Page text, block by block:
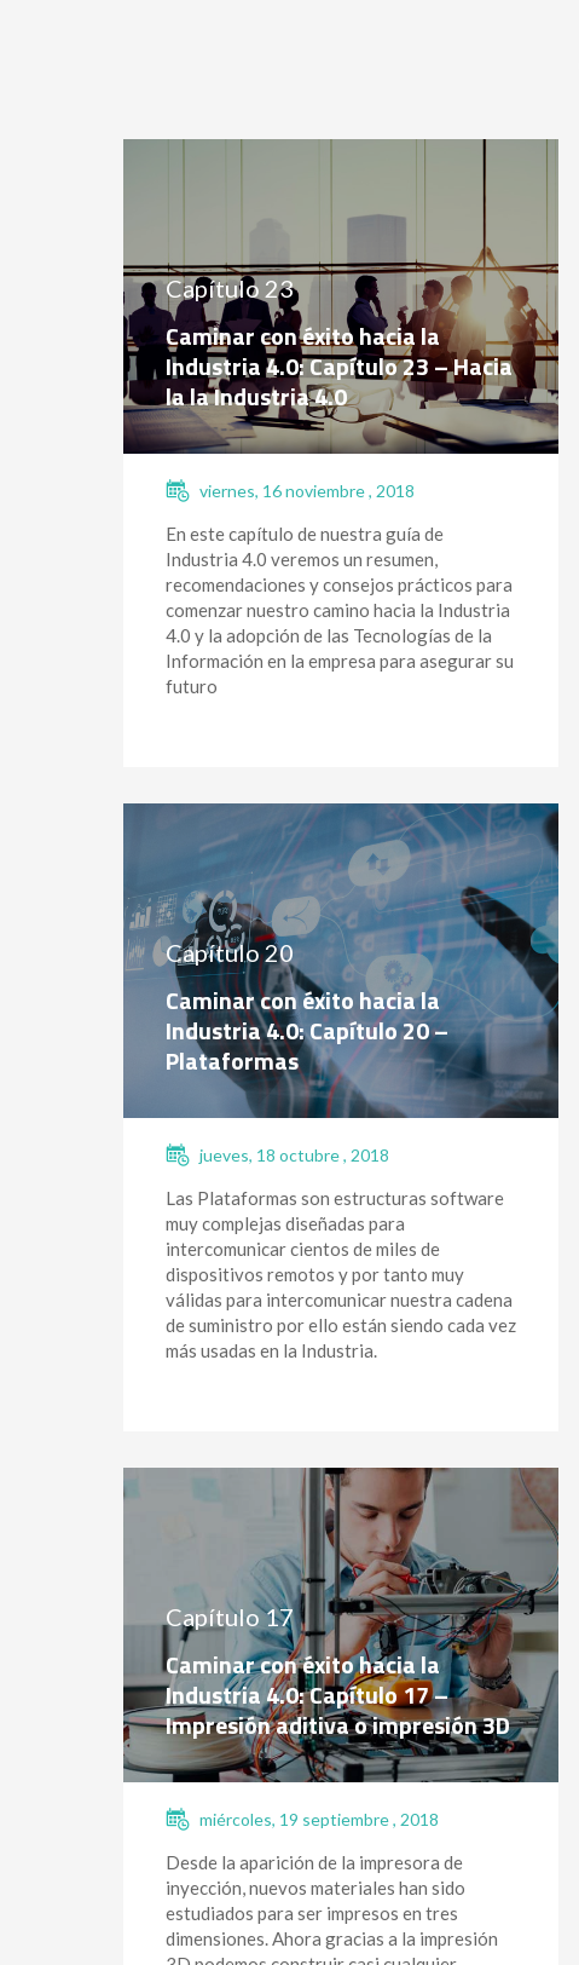
Capítulo 23
Caminar con éxito hacia la
Industria 4.0: Capítulo 23 – Hacia
la la Industria 4.0
viernes, 16 noviembre , 2018
En este capítulo de nuestra guía de
Industria 4.0 veremos un resumen,
recomendaciones y consejos prácticos para
comenzar nuestro camino hacia la Industria
4.0 y la adopción de las Tecnologías de la
Información en la empresa para asegurar su
futuro
Capítulo 20
Caminar con éxito hacia la
Industria 4.0: Capítulo 20 –
Plataformas
jueves, 18 octubre , 2018
Las Plataformas son estructuras software
muy complejas diseñadas para
intercomunicar cientos de miles de
dispositivos remotos y por tanto muy
válidas para intercomunicar nuestra cadena
de suministro por ello están siendo cada vez
más usadas en la Industria.
Capítulo 17
Caminar con éxito hacia la
Industria 4.0: Capítulo 17 –
Impresión aditiva o impresión 3D
miércoles, 19 septiembre , 2018
Desde la aparición de la impresora de
inyección, nuevos materiales han sido
estudiados para ser impresos en tres
dimensiones. Ahora gracias a la impresión